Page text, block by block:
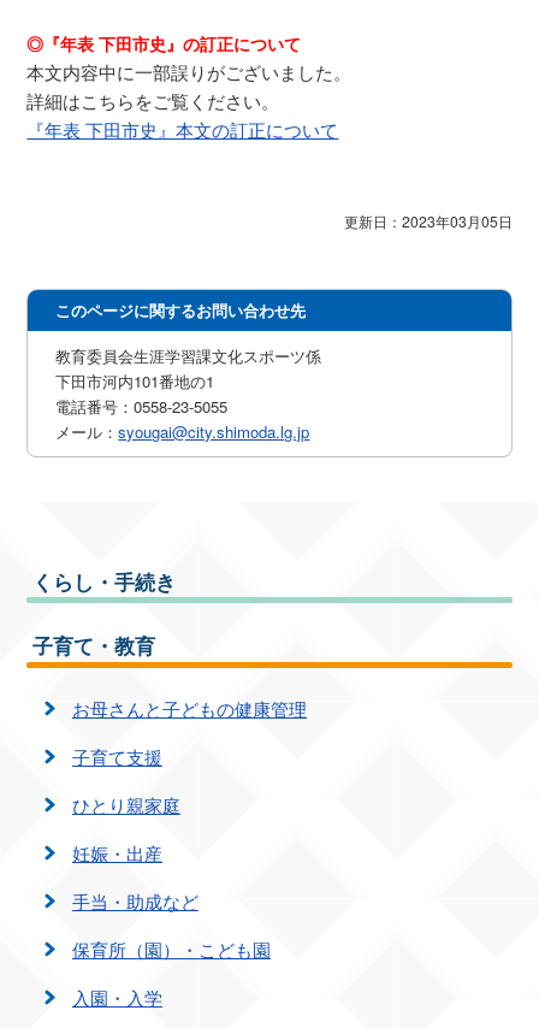
◎『年表 下田市史』の訂正について
本文内容中に一部誤りがございました。
詳細はこちらをご覧ください。
『年表 下田市史』本文の訂正について
更新日：2023年03月05日
このページに関するお問い合わせ先
教育委員会生涯学習課文化スポーツ係
下田市河内101番地の1
電話番号：0558-23-5055
メール：syougai@city.shimoda.lg.jp
くらし・手続き
子育て・教育
お母さんと子どもの健康管理
子育て支援
ひとり親家庭
妊娠・出産
手当・助成など
保育所（園）・こども園
入園・入学